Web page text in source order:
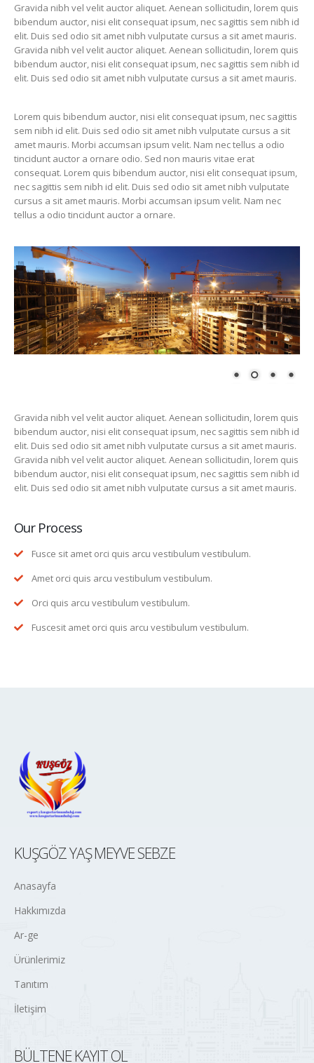
Gravida nibh vel velit auctor aliquet. Aenean sollicitudin, lorem quis
bibendum auctor, nisi elit consequat ipsum, nec sagittis sem nibh id
elit. Duis sed odio sit amet nibh vulputate cursus a sit amet mauris.
Gravida nibh vel velit auctor aliquet. Aenean sollicitudin, lorem quis
bibendum auctor, nisi elit consequat ipsum, nec sagittis sem nibh id
elit. Duis sed odio sit amet nibh vulputate cursus a sit amet mauris.
Lorem quis bibendum auctor, nisi elit consequat ipsum, nec sagittis
sem nibh id elit. Duis sed odio sit amet nibh vulputate cursus a sit
amet mauris. Morbi accumsan ipsum velit. Nam nec tellus a odio
tincidunt auctor a ornare odio. Sed non mauris vitae erat
consequat. Lorem quis bibendum auctor, nisi elit consequat ipsum,
nec sagittis sem nibh id elit. Duis sed odio sit amet nibh vulputate
cursus a sit amet mauris. Morbi accumsan ipsum velit. Nam nec
tellus a odio tincidunt auctor a ornare.
Gravida nibh vel velit auctor aliquet. Aenean sollicitudin, lorem quis
bibendum auctor, nisi elit consequat ipsum, nec sagittis sem nibh id
elit. Duis sed odio sit amet nibh vulputate cursus a sit amet mauris.
Gravida nibh vel velit auctor aliquet. Aenean sollicitudin, lorem quis
bibendum auctor, nisi elit consequat ipsum, nec sagittis sem nibh id
elit. Duis sed odio sit amet nibh vulputate cursus a sit amet mauris.
Our Process
Fusce sit amet orci quis arcu vestibulum vestibulum.
Amet orci quis arcu vestibulum vestibulum.
Orci quis arcu vestibulum vestibulum.
Fuscesit amet orci quis arcu vestibulum vestibulum.
KUŞGÖZ YAŞ MEYVE SEBZE
Anasayfa
Hakkımızda
Ar-ge
Ürünlerimiz
Tanıtım
İletişim
BÜLTENE KAYIT OL